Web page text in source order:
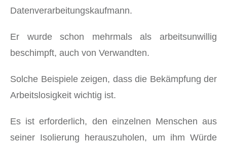
Datenverarbeitungskaufmann.
Er wurde schon mehrmals als arbeitsunwillig
beschimpft, auch von Verwandten.
Solche Beispiele zeigen, dass die Bekämpfung der
Arbeitslosigkeit wichtig ist.
Es ist erforderlich, den einzelnen Menschen aus
seiner Isolierung herauszuholen, um ihm Würde